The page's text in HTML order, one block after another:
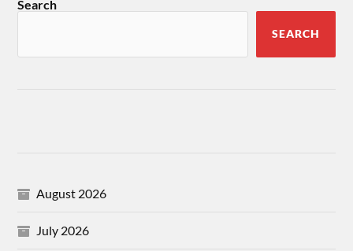
Search
SEARCH
August 2026
July 2026